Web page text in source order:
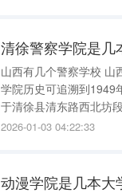
清徐警察学院是几
山西有几个警察学校 山西有两所警察学校，分别是山西警察学院和山西警官职业学院。 山西警察
学院历史可追溯到1949
于清徐县清东路西北坊
安全与执法专业为国家
2026-01-03 04:22:33
动漫学院是几本大